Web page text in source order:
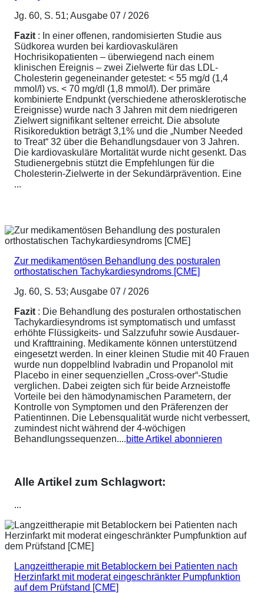
Jg. 60, S. 51; Ausgabe 07 / 2026
Fazit : In einer offenen, randomisierten Studie aus
Südkorea wurden bei kardiovaskulären
Hochrisikopatienten – überwiegend nach einem
klinischen Ereignis – zwei Zielwerte für das LDL-
Cholesterin gegeneinander getestet: < 55 mg/d (1,4
mmol/l) vs. < 70 mg/dl (1,8 mmol/l). Der primäre
kombinierte Endpunkt (verschiedene atherosklerotische
Ereignisse) wurde nach 3 Jahren mit dem niedrigeren
Zielwert signifikant seltener erreicht. Die absolute
Risikoreduktion beträgt 3,1% und die „Number Needed
to Treat“ 32 über die Behandlungsdauer von 3 Jahren.
Die kardiovaskuläre Mortalität wurde nicht gesenkt. Das
Studienergebnis stützt die Empfehlungen für die
Cholesterin-Zielwerte in der Sekundärprävention. Eine
...
Zur medikamentösen Behandlung des posturalen
orthostatischen Tachykardiesyndroms [CME]
Jg. 60, S. 53; Ausgabe 07 / 2026
Fazit : Die Behandlung des posturalen orthostatischen
Tachykardiesyndroms ist symptomatisch und umfasst
erhöhte Flüssigkeits- und Salzzufuhr sowie Ausdauer-
und Krafttraining. Medikamente können unterstützend
eingesetzt werden. In einer kleinen Studie mit 40 Frauen
wurde nun doppelblind Ivabradin und Propanolol mit
Placebo in einer sequenziellen „Cross-over“-Studie
verglichen. Dabei zeigten sich für beide Arzneistoffe
Vorteile bei den hämodynamischen Parametern, der
Kontrolle von Symptomen und den Präferenzen der
Patientinnen. Die Lebensqualität wurde nicht verbessert,
zumindest nicht während der 4-wöchigen
Behandlungssequenzen....bitte Artikel abonnieren
Alle Artikel zum Schlagwort:
...
Langzeittherapie mit Betablockern bei Patienten nach
Herzinfarkt mit moderat eingeschränkter Pumpfunktion
auf dem Prüfstand [CME]